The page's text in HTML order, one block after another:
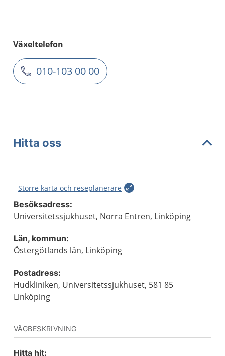
Växeltelefon
010-103 00 00
Hitta oss
Större karta och reseplanerare
Besöksadress:
Universitetssjukhuset, Norra Entren, Linköping
Län, kommun:
Östergötlands län, Linköping
Postadress:
Hudkliniken, Universitetssjukhuset, 581 85
Linköping
VÄGBESKRIVNING
Hitta hit: